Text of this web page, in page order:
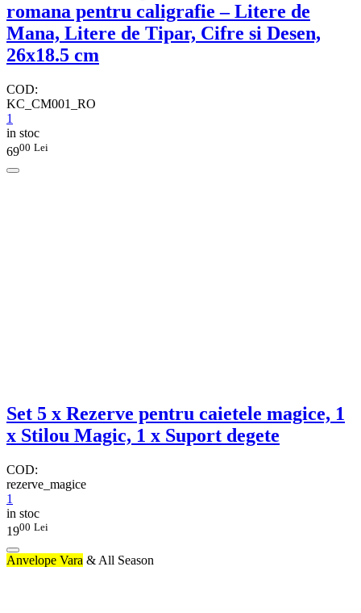
romana pentru caligrafie – Litere de
Mana, Litere de Tipar, Cifre si Desen,
26x18.5 cm
COD:
KC_CM001_RO
1
in stoc
6900 Lei
Set 5 x Rezerve pentru caietele magice, 1
x Stilou Magic, 1 x Suport degete
COD:
rezerve_magice
1
in stoc
1900 Lei
Anvelope Vara & All Season